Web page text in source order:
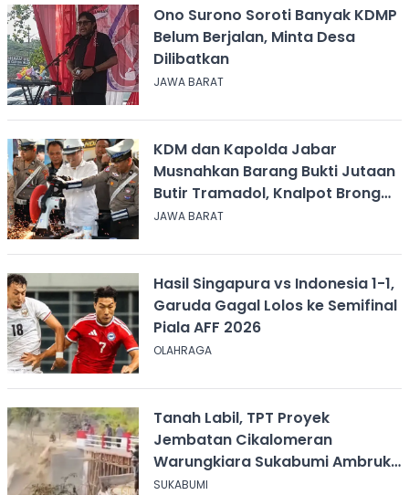
Ono Surono Soroti Banyak KDMP
Belum Berjalan, Minta Desa
Dilibatkan
JAWA BARAT
KDM dan Kapolda Jabar
Musnahkan Barang Bukti Jutaan
Butir Tramadol, Knalpot Brong
hingga Miras
JAWA BARAT
Hasil Singapura vs Indonesia 1-1,
Garuda Gagal Lolos ke Semifinal
Piala AFF 2026
OLAHRAGA
Tanah Labil, TPT Proyek
Jembatan Cikalomeran
Warungkiara Sukabumi Ambruk
Saat Pengurugan
SUKABUMI